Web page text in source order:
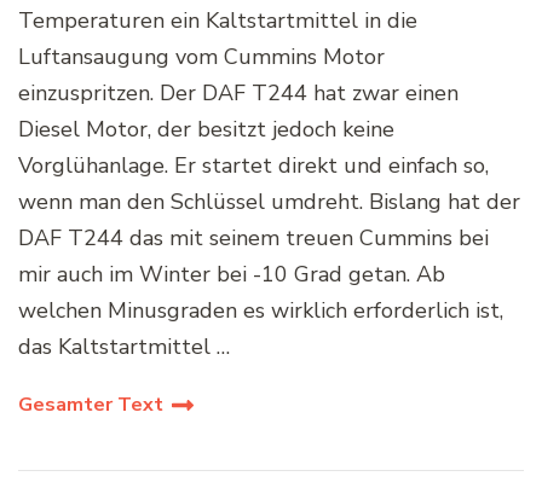
Temperaturen ein Kaltstartmittel in die
Luftansaugung vom Cummins Motor
einzuspritzen. Der DAF T244 hat zwar einen
Diesel Motor, der besitzt jedoch keine
Vorglühanlage. Er startet direkt und einfach so,
wenn man den Schlüssel umdreht. Bislang hat der
DAF T244 das mit seinem treuen Cummins bei
mir auch im Winter bei -10 Grad getan. Ab
welchen Minusgraden es wirklich erforderlich ist,
das Kaltstartmittel …
Gesamter Text